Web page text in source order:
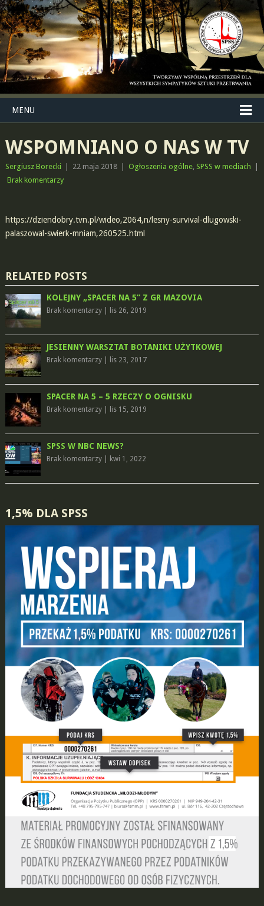
MENU
WSPOMNIANO O NAS W TV
Sergiusz Borecki 22 maja 2018 Ogłoszenia ogólne, SPSS w mediach
Brak komentarzy
https://dziendobry.tvn.pl/wideo,2064,n/lesny-survival-dlugowski-
palaszowal-swierk-mniam,260525.html
RELATED POSTS
KOLEJNY „SPACER NA 5” Z GR MAZOVIA
Brak komentarzy| lis 26, 2019
JESIENNY WARSZTAT BOTANIKI UŻYTKOWEJ
Brak komentarzy| lis 23, 2017
SPACER NA 5 – 5 RZECZY O OGNISKU
Brak komentarzy| lis 15, 2019
SPSS W NBC NEWS?
Brak komentarzy| kwi 1, 2022
1,5% DLA SPSS